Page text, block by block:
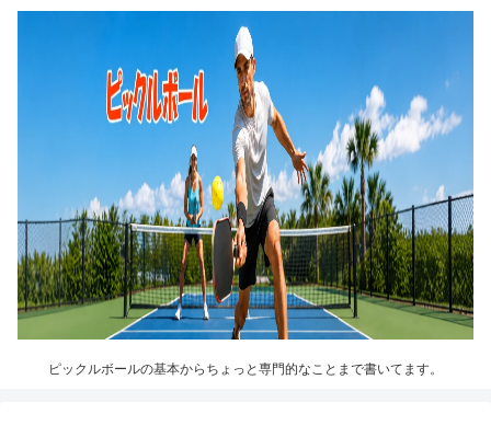
ピックルボールの基本からちょっと専門的なことまで書いてます。